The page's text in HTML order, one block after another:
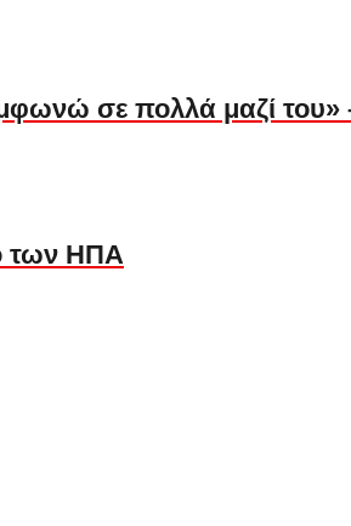
σε πολλά μαζί του»
των ΗΠΑ